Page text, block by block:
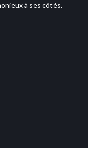
à ses côtés.